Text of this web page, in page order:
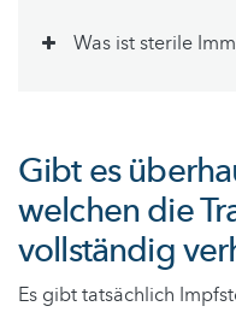
Was ist sterile
Gibt es
welchen die
vollständig
Es gibt tatsächlich